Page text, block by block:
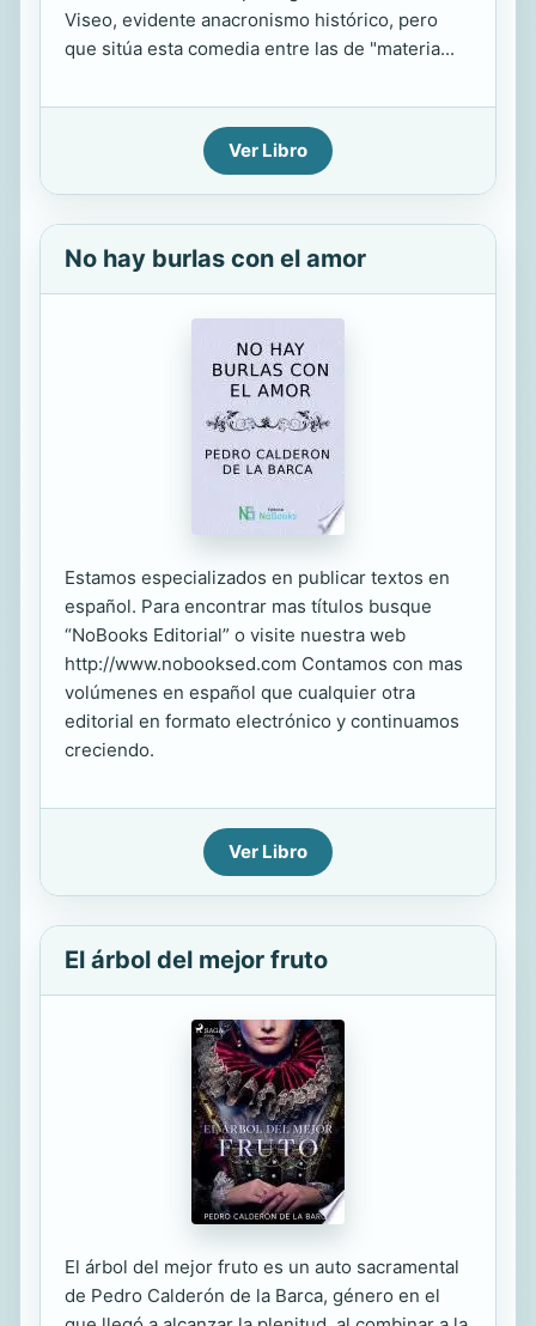
Viseo, evidente anacronismo histórico, pero
que sitúa esta comedia entre las de "materia...
Ver Libro
No hay burlas con el amor
Estamos especializados en publicar textos en
español. Para encontrar mas títulos busque
“NoBooks Editorial” o visite nuestra web
http://www.nobooksed.com Contamos con mas
volúmenes en español que cualquier otra
editorial en formato electrónico y continuamos
creciendo.
Ver Libro
El árbol del mejor fruto
El árbol del mejor fruto es un auto sacramental
de Pedro Calderón de la Barca, género en el